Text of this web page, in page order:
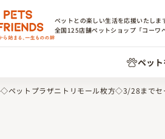
ペットとの楽しい生活を応援いたしま
全国125店舗ペットショップ「コーワ
ペッ
◇ペットプラザニトリモール枚方◇3/28まで